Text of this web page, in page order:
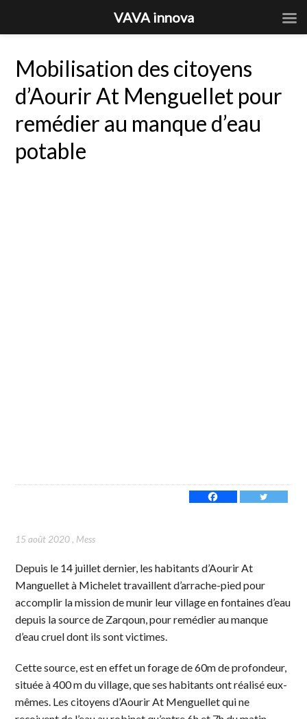
Mobilisation des citoyens
d’Aourir At Menguellet pour
remédier au manque d’eau
potable
15 août 2020, Mess
Depuis le 14 juillet dernier, les habitants d’Aourir At
Manguellet à Michelet travaillent d’arrache-pied pour
accomplir la mission de munir leur village en fontaines d’eau
depuis la source de Zarqoun, pour remédier au manque
d’eau cruel dont ils sont victimes.
Cette source, est en effet un forage de 60m de profondeur,
située à 400 m du village, que ses habitants ont réalisé eux-
mêmes. Les citoyens d’Aourir At Menguellet qui ne
VAVA innova